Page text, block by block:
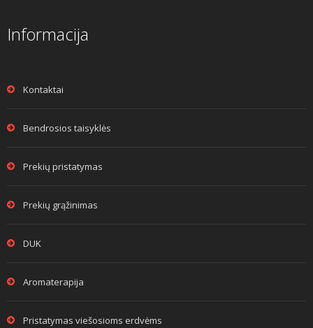
Informacija
Kontaktai
Bendrosios taisyklės
Prekių pristatymas
Prekių grąžinimas
DUK
Aromaterapija
Pristatymas viešosioms erdvėms